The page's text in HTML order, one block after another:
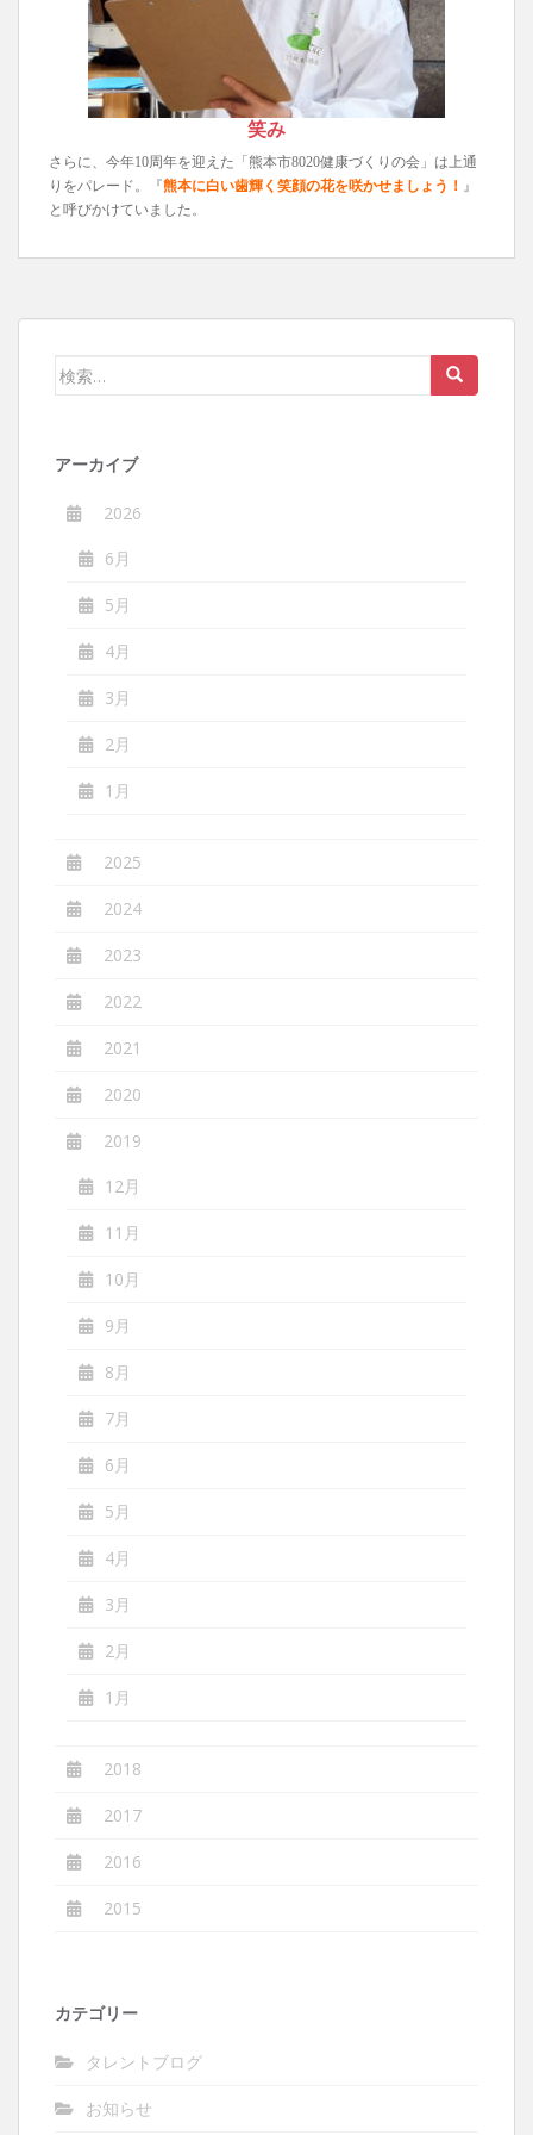
笑み
さらに、今年10周年を迎えた「熊本市8020健康づくりの会」は上通
りをパレード。『熊本に白い歯輝く笑顔の花を咲かせましょう！ 』
と呼びかけていました。
検
アーカイブ
2026
6月
5月
4月
3月
2月
1月
2025
2024
2023
2022
2021
2020
2019
12月
11月
10月
9月
8月
7月
6月
5月
4月
3月
2月
1月
2018
2017
2016
2015
カテゴリー
タレントブログ
お知らせ